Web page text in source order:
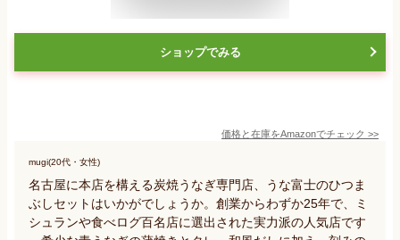
ショップでみる
価格と在庫をAmazonでチェック >>
mugi(20代・女性)
名古屋に本店を構える炭焼うなぎ専門店、うな富士のひつま
ぶしセットはいかがでしょうか。創業からわずか25年で、ミ
シュランや食べログ百名店に選出された実力派の人気店です